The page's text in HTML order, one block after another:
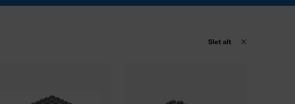
Slet alt